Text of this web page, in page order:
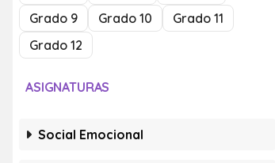
Grado 9
Grado 10
Grado 11
Grado 12
ASIGNATURAS
Social Emocional